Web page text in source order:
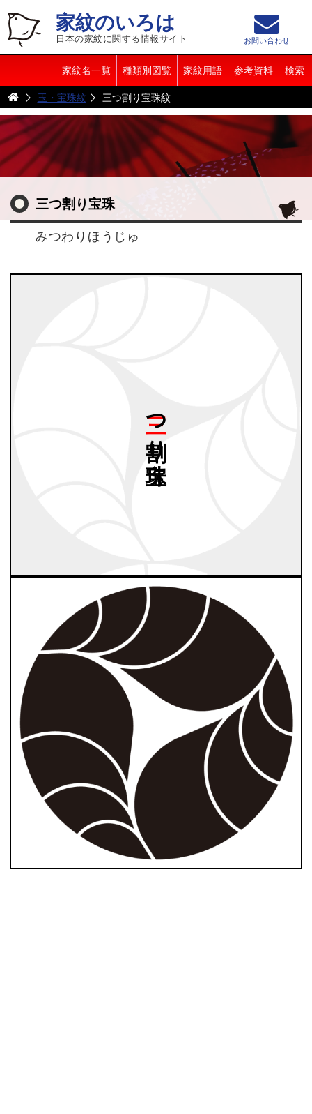
家紋のいろは
日本の家紋に関する情報サイト
家紋名一覧 種類別図覧 家紋用語 参考資料 検索
お問い合わせ
玉・宝珠紋 三つ割り宝珠紋
三つ割り宝珠
みつわりほうじゅ
宝珠